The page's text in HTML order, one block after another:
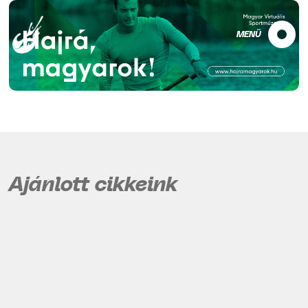
MENÜ
Ajánlott cikkeink